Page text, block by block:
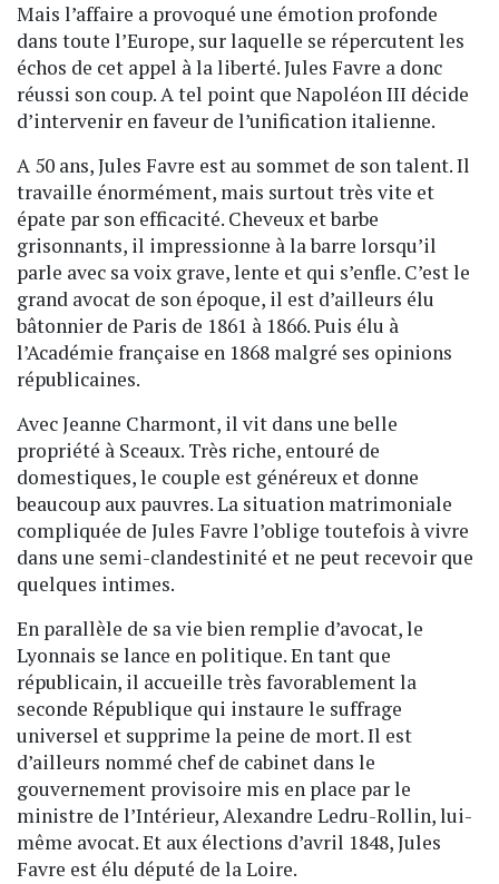
Mais l’affaire a provoqué une émotion profonde
dans toute l’Europe, sur laquelle se répercutent les
échos de cet appel à la liberté. Jules Favre a donc
réussi son coup. A tel point que Napoléon III décide
d’intervenir en faveur de l’unification italienne.
A 50 ans, Jules Favre est au sommet de son talent. Il
travaille énormément, mais surtout très vite et
épate par son efficacité. Cheveux et barbe
grisonnants, il impressionne à la barre lorsqu’il
parle avec sa voix grave, lente et qui s’enfle. C’est le
grand avocat de son époque, il est d’ailleurs élu
bâtonnier de Paris de 1861 à 1866. Puis élu à
l’Académie française en 1868 malgré ses opinions
républicaines.
Avec Jeanne Charmont, il vit dans une belle
propriété à Sceaux. Très riche, entouré de
domestiques, le couple est généreux et donne
beaucoup aux pauvres. La situation matrimoniale
compliquée de Jules Favre l’oblige toutefois à vivre
dans une semi-clandestinité et ne peut recevoir que
quelques intimes.
En parallèle de sa vie bien remplie d’avocat, le
Lyonnais se lance en politique. En tant que
républicain, il accueille très favorablement la
seconde République qui instaure le suffrage
universel et supprime la peine de mort. Il est
d’ailleurs nommé chef de cabinet dans le
gouvernement provisoire mis en place par le
ministre de l’Intérieur, Alexandre Ledru-Rollin, lui-
même avocat. Et aux élections d’avril 1848, Jules
Favre est élu député de la Loire.